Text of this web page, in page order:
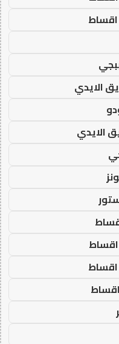
الايدي
الايدي
اقساط